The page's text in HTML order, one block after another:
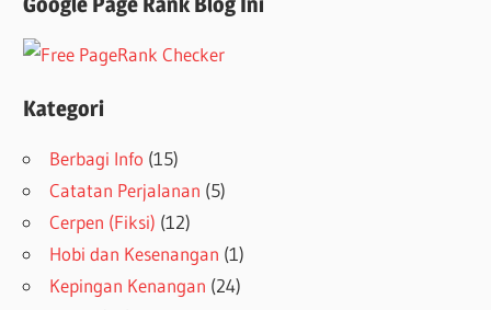
Kategori
Berbagi Info (15)
Catatan Perjalanan (5)
Cerpen (Fiksi) (12)
Hobi dan Kesenangan (1)
Kepingan Kenangan (24)